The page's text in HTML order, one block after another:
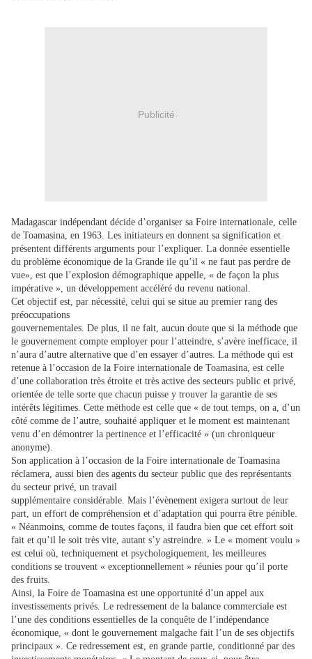
Publicité
Madagascar indépendant décide d’organiser sa Foire internationale, celle
de Toamasina, en 1963. Les initiateurs en donnent sa signification et
présentent différents arguments pour l’expliquer. La donnée essentielle
du problème économique de la Grande ile qu’il « ne faut pas perdre de
vue», est que l’explosion démographique appelle, « de façon la plus
impérative », un développement accéléré du revenu national.
Cet objectif est, par nécessité, celui qui se situe au premier rang des
préoccupations
gouvernementales. De plus, il ne fait, aucun doute que si la méthode que
le gouvernement compte employer pour l’atteindre, s’avère inefficace, il
n’aura d’autre alternative que d’en essayer d’autres. La méthode qui est
retenue à l’occasion de la Foire internationale de Toamasina, est celle
d’une collaboration très étroite et très active des secteurs public et privé,
orientée de telle sorte que chacun puisse y trouver la garantie de ses
intérêts légitimes. Cette méthode est celle que « de tout temps, on a, d’un
côté comme de l’autre, souhaité appliquer et le moment est maintenant
venu d’en démontrer la pertinence et l’efficacité » (un chroniqueur
anonyme).
Son application à l’occasion de la Foire internationale de Toamasina
réclamera, aussi bien des agents du secteur public que des représentants
du secteur privé, un travail
supplémentaire considérable. Mais l’évènement exigera surtout de leur
part, un effort de compréhension et d’adaptation qui pourra être pénible.
« Néanmoins, comme de toutes façons, il faudra bien que cet effort soit
fait et qu’il le soit très vite, autant s’y astreindre. » Le « moment voulu »
est celui où, techniquement et psychologiquement, les meilleures
conditions se trouvent « exceptionnellement » réunies pour qu’il porte
des fruits.
Ainsi, la Foire de Toamasina est une opportunité d’un appel aux
investissements privés. Le redressement de la balance commerciale est
l’une des conditions essentielles de la conquête de l’indépendance
économique, « dont le gouvernement malgache fait l’un de ses objectifs
principaux ». Ce redressement est, en grande partie, conditionné par des